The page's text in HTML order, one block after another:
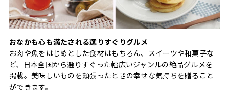
おなかも心も満たされる選りすぐりグルメ
お肉や魚をはじめとした食材はもちろん、スイーツや和菓子な
ど、日本全国から選りすぐった幅広いジャンルの絶品グルメを
掲載。美味しいものを頬張ったときの幸せな気持ちを贈ること
ができます。